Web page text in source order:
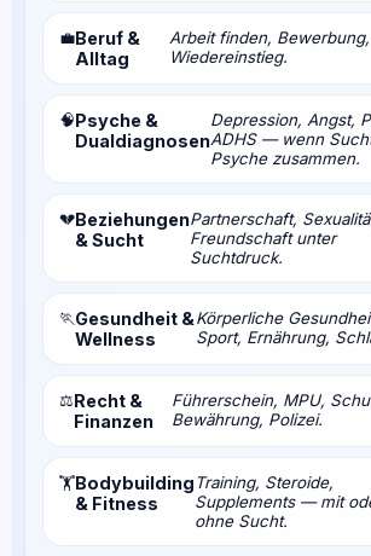
💼Beruf &
Alltag
Arbeit finden, Bewerbung,
Wiedereinstieg.
🧠Psyche &
Dualdiagnosen
Depression, Angst,
ADHS — wenn
Psyche zusammen.
💔Beziehungen
& Sucht
Partnerschaft,
Freundschaft unter
Suchtdruck.
🏃Gesundheit &
Wellness
Körperliche
Sport, Ernährung,
⚖️Recht &
Finanzen
Führerschein, MPU,
Bewährung, Polizei.
🏋️Bodybuilding
& Fitness
Training, Steroide,
Supplements — mit
ohne Sucht.